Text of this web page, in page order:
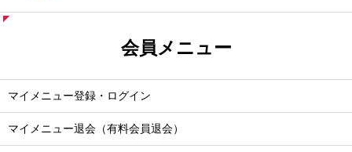
会員メニュー
マイメニュー登録・ログイン
マイメニュー退会（有料会員退会）